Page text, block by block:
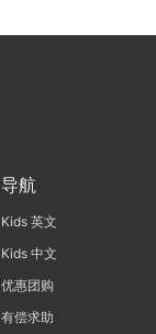
导航
Kids 英文
Kids 中文
优惠团购
有偿求助